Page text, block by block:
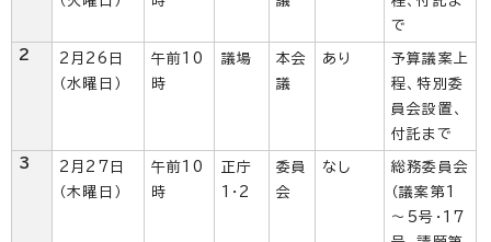
で
2
2月26日
（水曜日）
午前10
時
議場
本会
議
あり
予算議案上
程、特別委
員会設置、
付託まで
3
2月27日
（木曜日）
午前10
時
正庁
1・2
委員
会
なし
総務委員会
（議案第1
～5号・17